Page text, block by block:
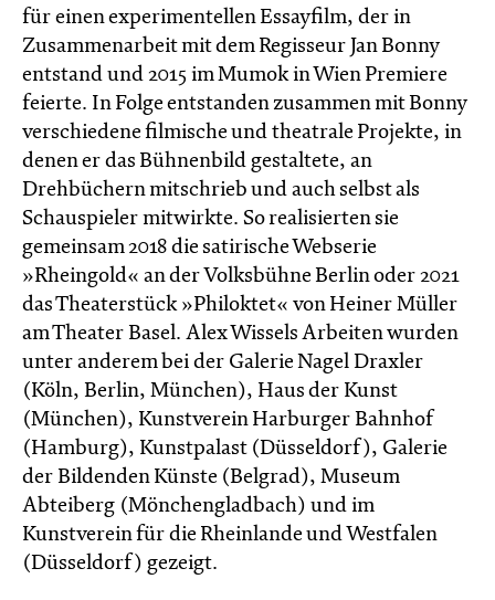
für einen experimentellen Essayfilm, der in
Zusammenarbeit mit dem Regisseur Jan Bonny
entstand und 2015 im Mumok in Wien Premiere
feierte. In Folge entstanden zusammen mit Bonny
verschiedene filmische und theatrale Projekte, in
denen er das Bühnenbild gestaltete, an
Drehbüchern mitschrieb und auch selbst als
Schauspieler mitwirkte. So realisierten sie
gemeinsam 2018 die satirische Webserie
»Rheingold« an der Volksbühne Berlin oder 2021
das Theaterstück »Philoktet« von Heiner Müller
am Theater Basel. Alex Wissels Arbeiten wurden
unter anderem bei der Galerie Nagel Draxler
(Köln, Berlin, München), Haus der Kunst
(München), Kunstverein Harburger Bahnhof
(Hamburg), Kunstpalast (Düsseldorf), Galerie
der Bildenden Künste (Belgrad), Museum
Abteiberg (Mönchengladbach) und im
Kunstverein für die Rheinlande und Westfalen
(Düsseldorf) gezeigt.